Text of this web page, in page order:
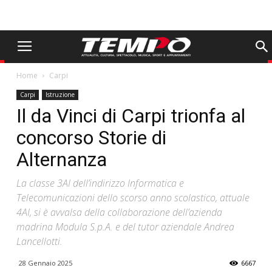
Home Carpi
Carpi Istruzione
Il da Vinci di Carpi trionfa al
concorso Storie di
Alternanza
La classe 3AI dell’indirizzo Informatica e
Telecomunicazioni dello scorso anno scolastico, attuale
4AI, si è avvalsa della collaborazione dell’azienda
madrina Modula S.p.A. e del tutor aziendale Andrea
Lancellotti.
28 Gennaio 2025 6667